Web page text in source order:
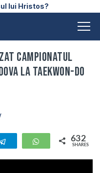
lui Hristos?
Campionatul
la Taekwon-do
Telegram WhatsApp
632
SHARES